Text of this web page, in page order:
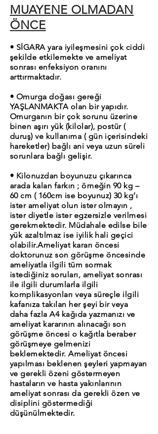
MUAYENE OLMADAN
ÖNCE
• SİGARA yara iyileşmesini çok ciddi
şekilde etkilemekte ve ameliyat
sonrası enfeksiyon oranını
arttırmaktadır.
• Omurga doğası gereği
YAŞLANMAKTA olan bir yapıdır.
Omurganın bir çok sorunu üzerine
binen aşırı yük (kilolar), postür (
duruş) ve kullanıma ( gün içerisindeki
hareketler) bağlı ani veya uzun süreli
sorunlara bağlı gelişir.
• Kilonuzdan boyunuzu çıkarınca
arada kalan farkın ; örneğin 90 kg –
60 cm ( 160cm ise boyunuz) 30 kg’ı
ister ameliyat olun ister olmayın ,
ister diyetle ister egzersizle verilmesi
gerekmektedir. Müdahale edilse bile
yük azaltılmaz ise iyilik hali geçici
olabilir.Ameliyat kararı öncesi
doktorunuz son görüşme öncesinde
ameliyatla ilgili tüm sormak
istediğiniz soruları, ameliyat sonrası
ile ilgili durumlarla ilgili
komplikasyonları veya süreçle ilgili
kafanıza takılan her şeyi bir veya
daha fazla A4 kağıda yazmanızı ve
ameliyat kararının alınacağı son
görüşme öncesi o kağıtla beraber
görüşmeye gelmenizi
beklemektedir. Ameliyat öncesi
yapılması beklenen şeyleri yapmayan
ve gerekli özeni göstermeyen
hastaların ve hasta yakınlarının
ameliyat sonrası da gerekli özen ve
disiplini göstermediği
düşünülmektedir.